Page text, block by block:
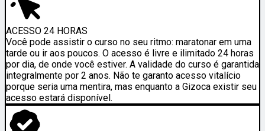
ACESSO 24 HORAS
Você pode assistir o curso no seu ritmo: maratonar em uma
tarde ou ir aos poucos. O acesso é livre e ilimitado 24 horas
por dia, de onde você estiver. A validade do curso é garantida
integralmente por 2 anos. Não te garanto acesso vitalício
porque seria uma mentira, mas enquanto a Gizoca existir seu
acesso estará disponível.